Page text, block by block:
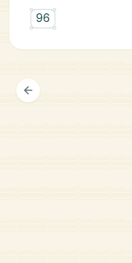
۝
96
arrow_back